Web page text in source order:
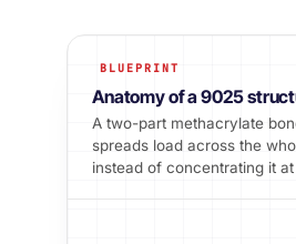
BLUEPRINT
Anatomy of a 9025
A two-part methacrylate
spreads load across the
instead of concentrating it